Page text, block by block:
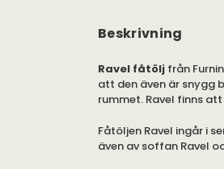
Beskrivning
Ravel fåtölj från
att den även är snygg
rummet. Ravel finns
Fåtöljen Ravel ingår i
även av soffan Ravel